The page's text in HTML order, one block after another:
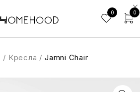
0 0
/ Кресла / Jamni Chair